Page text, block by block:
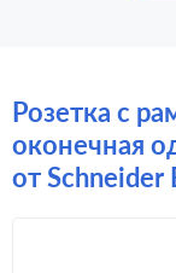
Розетка с
оконечная
от Schneider